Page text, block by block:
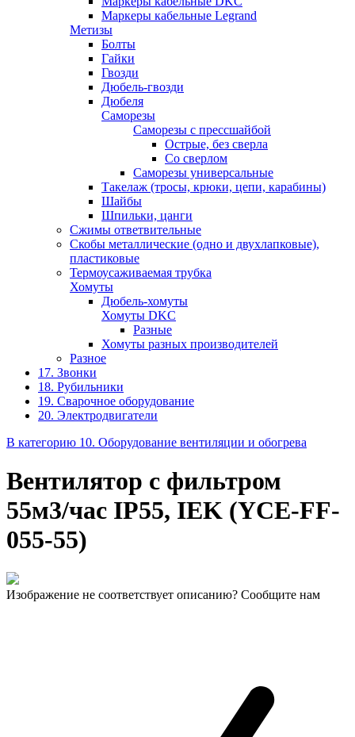
Маркеры кабельные Legrand
Метизы
Болты
Гайки
Гвозди
Дюбель-гвозди
Дюбеля
Саморезы
Саморезы с прессшайбой
Острые, без сверла
Со сверлом
Саморезы универсальные
Такелаж (тросы, крюки, цепи, карабины)
Шайбы
Шпильки, цанги
Сжимы ответвительные
Скобы металлические (одно и двухлапковые),
пластиковые
Термоусаживаемая трубка
Хомуты
Дюбель-хомуты
Хомуты DKC
Разные
Хомуты разных производителей
Разное
17. Звонки
18. Рубильники
19. Сварочное оборудование
20. Электродвигатели
В категорию 10. Оборудование вентиляции и обогрева
Вентилятор с фильтром
55м3/час IP55, IEK (YCE-FF-
055-55)
Изображение не соответствует описанию? Сообщите нам